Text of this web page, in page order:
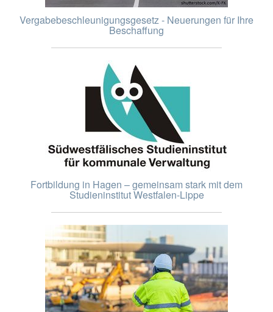
Vergabebeschleunigungsgesetz - Neuerungen für Ihre
Beschaffung
Fortbildung in Hagen – gemeinsam stark mit dem
Studieninstitut Westfalen-Lippe